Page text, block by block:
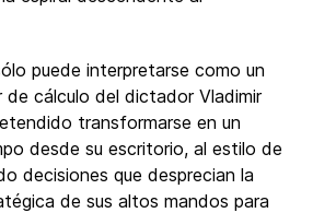
puede interpretarse como un
de cálculo del dictador Vladimir
transformarse en un
desde su escritorio, al estilo de
decisiones que desprecian la
de sus altos mandos para